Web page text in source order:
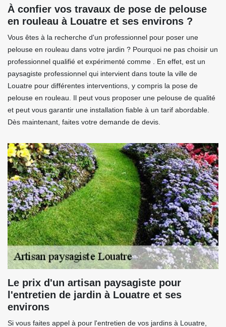
À confier vos travaux de pose de pelouse
en rouleau à Louatre et ses environs ?
Vous êtes à la recherche d'un professionnel pour poser une
pelouse en rouleau dans votre jardin ? Pourquoi ne pas choisir un
professionnel qualifié et expérimenté comme . En effet, est un
paysagiste professionnel qui intervient dans toute la ville de
Louatre pour différentes interventions, y compris la pose de
pelouse en rouleau. Il peut vous proposer une pelouse de qualité
et peut vous garantir une installation fiable à un tarif abordable.
Dès maintenant, faites votre demande de devis.
Le prix d'un artisan paysagiste pour
l'entretien de jardin à Louatre et ses
environs
Si vous faites appel à pour l'entretien de vos jardins à Louatre,